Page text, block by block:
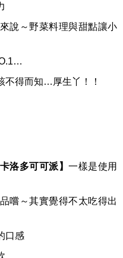
說～野菜料理與甜點讓小
不得而知…厚生丫！！
卡洛多可可派】一樣是使用
嚐～其實覺得不太吃得出
口感